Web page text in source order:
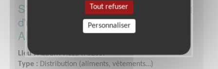
S'investir dans une boutique solidaire
d'une association de solidarité à
Albertville
Lieu :ALBERTVILLE (73200)
Type : Distribution (aliments, vêtements…)
Tout refuser
Personnaliser